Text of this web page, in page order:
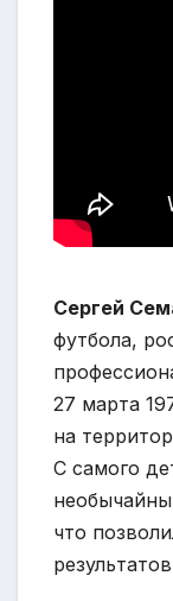
Сергей
футбола,
27 марта
на
С самого
что